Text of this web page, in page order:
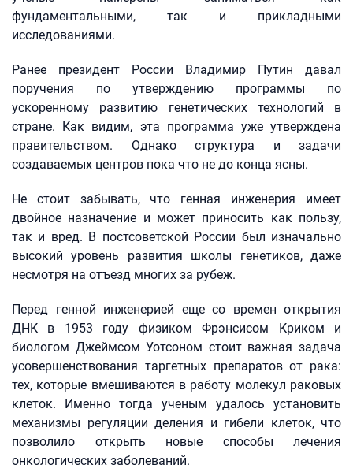
фундаментальными, так и прикладными
исследованиями.
Ранее президент России Владимир Путин давал
поручения по утверждению программы по
ускоренному развитию генетических технологий в
стране. Как видим, эта программа уже утверждена
правительством. Однако структура и задачи
создаваемых центров пока что не до конца ясны.
Не стоит забывать, что генная инженерия имеет
двойное назначение и может приносить как пользу,
так и вред. В постсоветской России был изначально
высокий уровень развития школы генетиков, даже
несмотря на отъезд многих за рубеж.
Перед генной инженерией еще со времен открытия
ДНК в 1953 году физиком Фрэнсисом Криком и
биологом Джеймсом Уотсоном стоит важная задача
усовершенствования таргетных препаратов от рака:
тех, которые вмешиваются в работу молекул раковых
клеток. Именно тогда ученым удалось установить
механизмы регуляции деления и гибели клеток, что
позволило открыть новые способы лечения
онкологических заболеваний.